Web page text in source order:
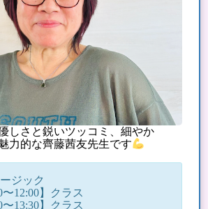
しさと鋭いツッコミ、細やか
力的な齊藤茜友先生です
ジック
12:00】クラス
13:30】クラス